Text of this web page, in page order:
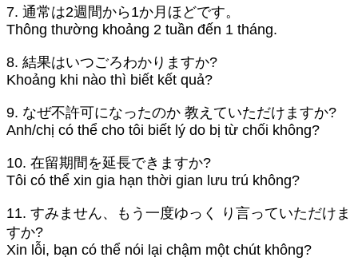
7. 通常は2週間から1か月ほどです。
Thông thường khoảng 2 tuần đến 1 tháng.
8. 結果はいつごろわかりますか?
Khoảng khi nào thì biết kết quả?
9. なぜ不許可になったのか 教えていただけますか?
Anh/chị có thể cho tôi biết lý do bị từ chối không?
10. 在留期間を延長できますか?
Tôi có thể xin gia hạn thời gian lưu trú không?
11. すみません、もう一度ゆっく り言っていただけま
すか?
Xin lỗi, bạn có thể nói lại chậm một chút không?